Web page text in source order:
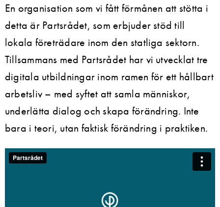
En organisation som vi fått förmånen att stötta i
detta är Partsrådet, som erbjuder stöd till
lokala företrädare inom den statliga sektorn.
Tillsammans med Partsrådet har vi utvecklat tre
digitala utbildningar inom ramen för ett hållbart
arbetsliv – med syftet att samla människor,
underlätta dialog och skapa förändring. Inte
bara i teori, utan faktisk förändring i praktiken.